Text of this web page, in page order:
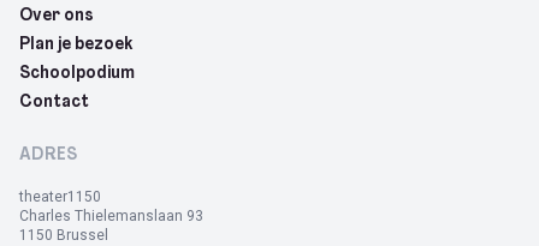
Over ons
Plan je bezoek
Schoolpodium
Contact
ADRES
theater1150
Charles Thielemanslaan 93
1150 Brussel